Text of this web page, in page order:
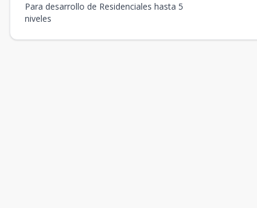
Para desarrollo de Residenciales hasta 5
niveles